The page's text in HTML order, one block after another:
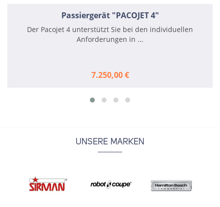
Passiergerät "PACOJET 4"
Der Pacojet 4 unterstützt Sie bei den individuellen
Anforderungen in ...
7.250,00 €
UNSERE MARKEN